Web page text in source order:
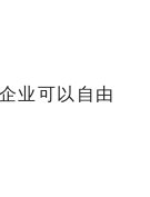
业可以自由